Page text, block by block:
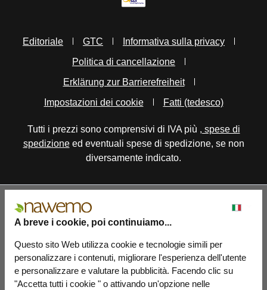
A breve i cookie, poi continuiamo...
Questo sito Web utilizza cookie e tecnologie simili per
personalizzare i contenuti, migliorare l'esperienza dell'utente
e personalizzare e valutare la pubblicità. Facendo clic su
"Accetta tutti i cookie " o attivando un'opzione nelle
Editoriale GTC
Informativa sulla privacy
Politica di cancellazione
Erklärung zur Barrierefreiheit
Impostazioni dei cookie
Fatti (tedesco)
Tutti i prezzi sono comprensivi di IVA più , spese di
spedizioneed eventuali spese di spedizione, se non
diversamente indicato.